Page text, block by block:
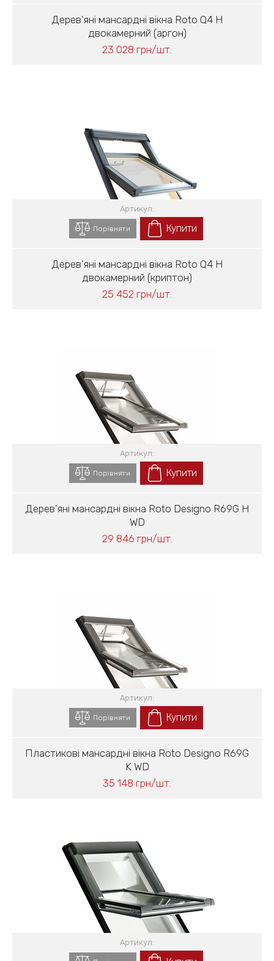
Дерев'яні мансардні вікна Roto Q4 Н
двокамерний (аргон)
23 028 грн/шт.
Дерев'яні мансардні вікна Roto Q4 Н
двокамерний (криптон)
25 452 грн/шт.
Артикул:
Порівняти Купити
Дерев'яні мансардні вікна Roto Designo R69G H
WD
29 846 грн/шт.
Артикул:
Порівняти Купити
Пластикові мансардні вікна Roto Designo R69G
K WD
35 148 грн/шт.
Артикул:
Порівняти Купити
Артикул: